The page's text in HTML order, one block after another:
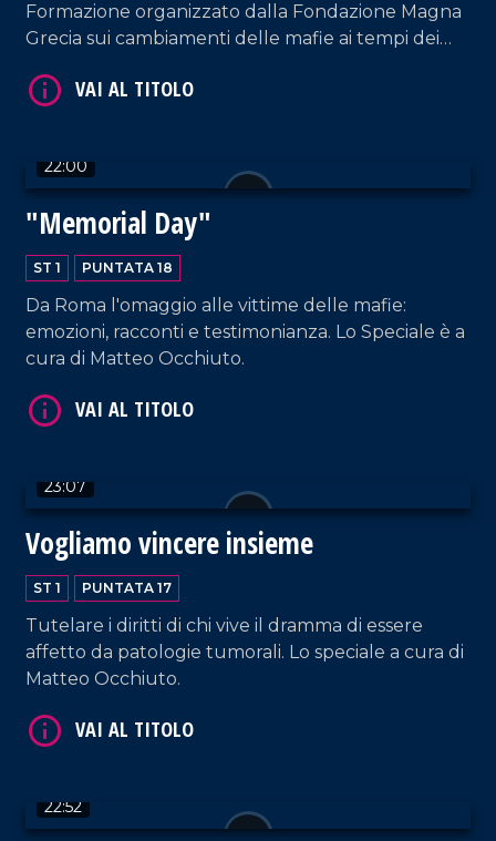
Formazione organizzato dalla Fondazione Magna
Grecia sui cambiamenti delle mafie ai tempi dei
22:00
"Memorial Day"
ST 1 PUNTATA 18
Da Roma l'omaggio alle vittime delle mafie:
emozioni, racconti e testimonianza. Lo Speciale è a
cura di Matteo Occhiuto.
23:07
Vogliamo vincere insieme
ST 1 PUNTATA 17
Tutelare i diritti di chi vive il dramma di essere
affetto da patologie tumorali. Lo speciale a cura di
Matteo Occhiuto.
VAI AL TITOLO
22:52
VAI AL TITOLO
VAI AL TITOLO